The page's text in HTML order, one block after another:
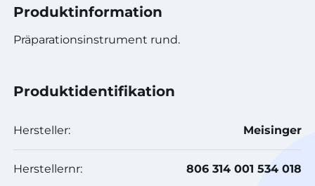
Produktinformation
Präparationsinstrument rund.
Produktidentifikation
Hersteller: Meisinger
Herstellernr: 806 314 001 534 018